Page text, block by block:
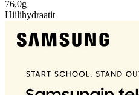
76,0g
Hiilihydraatit